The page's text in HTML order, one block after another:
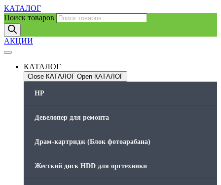
КАТАЛОГ
Поиск товаров
АКЦИИ
КАТАЛОГ
Close КАТАЛОГ Open КАТАЛОГ
HP
Девелопер для ремонта
Драм-картридж (Блок фотоарабана)
Жесткий диск HDD для оргтехники